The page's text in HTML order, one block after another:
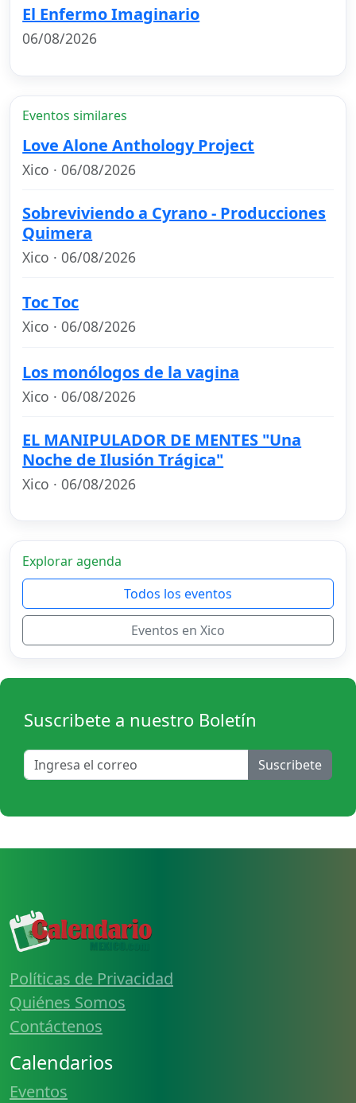
El Enfermo Imaginario
06/08/2026
Eventos similares
Love Alone Anthology Project
Xico · 06/08/2026
Sobreviviendo a Cyrano - Producciones
Quimera
Xico · 06/08/2026
Toc Toc
Xico · 06/08/2026
Los monólogos de la vagina
Xico · 06/08/2026
EL MANIPULADOR DE MENTES "Una
Noche de Ilusión Trágica"
Xico · 06/08/2026
Explorar agenda
Todos los eventos
Eventos en Xico
Suscribete a nuestro Boletín
Suscribete
Políticas de Privacidad
Quiénes Somos
Contáctenos
Calendarios
Eventos